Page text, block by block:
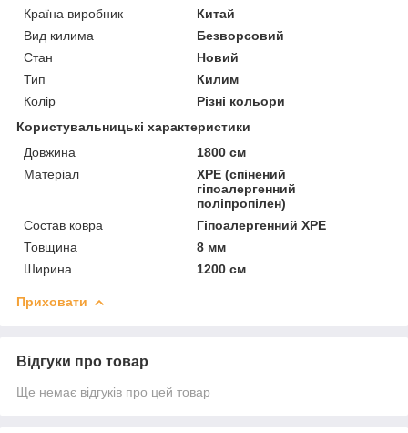
Країна виробник
Китай
Вид килима
Безворсовий
Стан
Новий
Тип
Килим
Колір
Різні кольори
Користувальницькі характеристики
Довжина
1800 см
Матеріал
XPE (спінений
гіпоалергенний
поліпропілен)
Состав ковра
Гіпоалергенний ХРЕ
Товщина
8 мм
Ширина
1200 см
Приховати
Відгуки про товар
Ще немає відгуків про цей товар